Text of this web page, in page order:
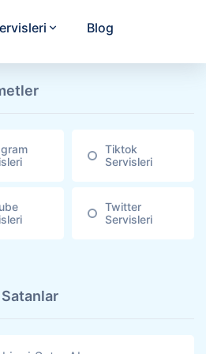
Blog
Tiktok
Servisleri
Twitter
Servisleri